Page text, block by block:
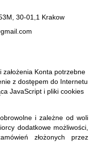
30-01,1 Krakow
założenia Konta potrzebne
z dostępem do Internetu
JavaScript i pliki cookies
i zależne od woli
dodatkowe możliwości,
złożonych przez